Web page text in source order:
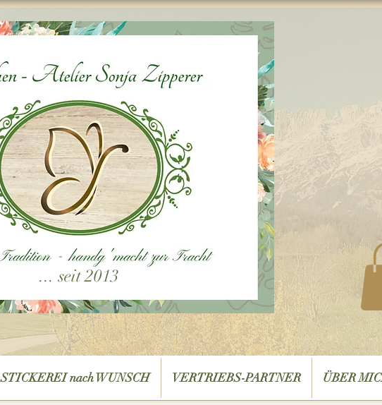
... seit 2013
STICKEREI nach WUNSCH VERTRIEBS-PARTNER ÜBER